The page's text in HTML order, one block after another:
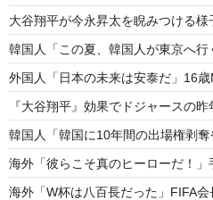
大谷翔平が今永昇太を睨みつける
韓国人「この夏、韓国人が東京へ
外国人「日本の未来は安泰だ」16
『大谷翔平』効果でドジャースの
韓国人「韓国に10年間の出場権剥
海外「彼らこそ真のヒーローだ！
海外「W杯は八百長だった」FIFA